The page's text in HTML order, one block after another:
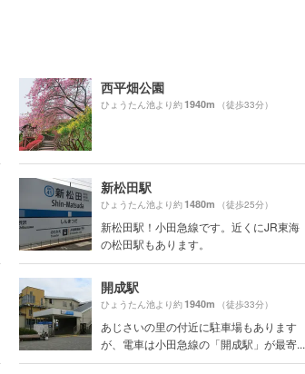
西平畑公園
ひょうたん池より約1940m （徒歩33分）
新松田駅
ひょうたん池より約1480m （徒歩25分）
新松田駅！小田急線です。近くにJR東海
の松田駅もあります。
開成駅
ひょうたん池より約1940m （徒歩33分）
あじさいの里の付近に駐車場もあります
が、電車は小田急線の「開成駅」が最寄...